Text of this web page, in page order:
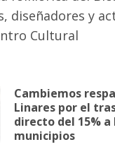
diseñadores y
Cultural
Cambiemos
Linares por el
directo del 15% a
municipios